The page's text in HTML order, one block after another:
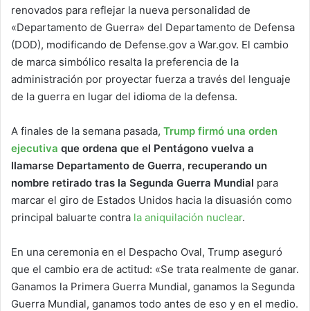
renovados para reflejar la nueva personalidad de
«Departamento de Guerra» del Departamento de Defensa
(DOD), modificando de Defense.gov a War.gov. El cambio
de marca simbólico resalta la preferencia de la
administración por proyectar fuerza a través del lenguaje
de la guerra en lugar del idioma de la defensa.
A finales de la semana pasada, Trump firmó una orden
ejecutiva que ordena que el Pentágono vuelva a
llamarse Departamento de Guerra, recuperando un
nombre retirado tras la Segunda Guerra Mundial para
marcar el giro de Estados Unidos hacia la disuasión como
principal baluarte contra la aniquilación nuclear.
En una ceremonia en el Despacho Oval, Trump aseguró
que el cambio era de actitud: «Se trata realmente de ganar.
Ganamos la Primera Guerra Mundial, ganamos la Segunda
Guerra Mundial, ganamos todo antes de eso y en el medio.